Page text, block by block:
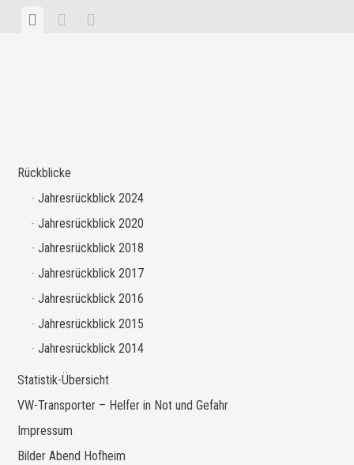
Menü Hervorgehobene
Rückblicke
Jahresrückblick 2024
Jahresrückblick 2020
Jahresrückblick 2018
Jahresrückblick 2017
Jahresrückblick 2016
Jahresrückblick 2015
Jahresrückblick 2014
Statistik-Übersicht
VW-Transporter – Helfer in Not und Gefahr
Impressum
Bilder Abend Hofheim